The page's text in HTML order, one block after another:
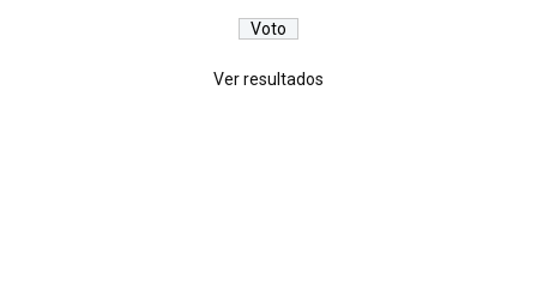
Ver resultados